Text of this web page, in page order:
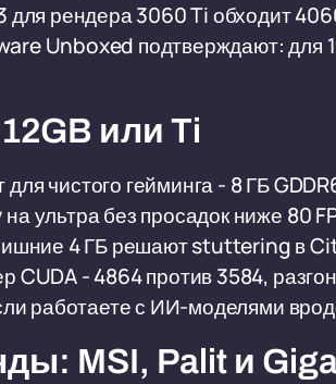
рендера 3060 Ti обходит
Unboxed подтверждают: для
или Ti
чистого гейминга - 8 ГБ
ультра без просадок ниже 80
4 ГБ решают stuttering в
CUDA - 4864 против 3584,
работаете с ИИ-моделями
MSI, Palit и